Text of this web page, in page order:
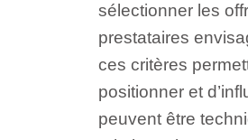
sélectionner les
prestataires
ces critères
positionner et
peuvent être